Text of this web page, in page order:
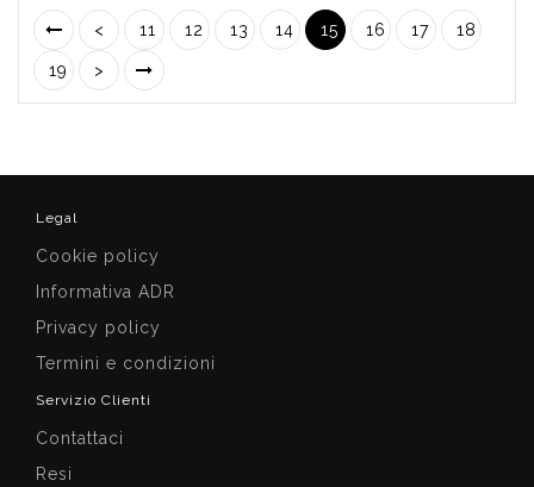
< 11 12 13 14 15 16 17 18
19 >
Legal
Cookie policy
Informativa ADR
Privacy policy
Termini e condizioni
Servizio Clienti
Contattaci
Resi